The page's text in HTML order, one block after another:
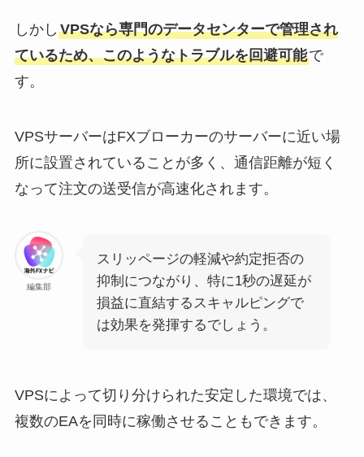
しかし VPSなら専門のデータセンターで管理され
ているため、このようなトラブルを回避可能で
す。
VPSサーバーはFXブローカーのサーバーに近い場
所に設置されていることが多く、通信距離が短く
なって注文の送受信が高速化されます。
編集部
スリッページの軽減や約定拒否の
抑制につながり、特に1秒の遅延が
損益に直結するスキャルピングで
は効果を発揮するでしょう。
VPSによって切り分けられた安定した環境では、
複数のEAを同時に稼働させることもできます。